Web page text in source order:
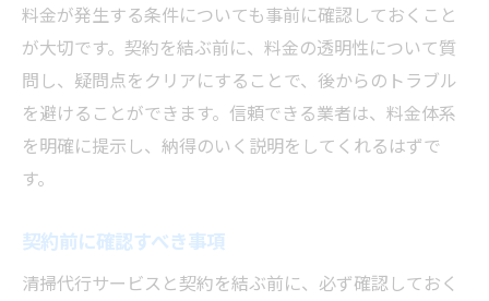
料金が発生する条件についても事前に確認しておくこと
が大切です。契約を結ぶ前に、料金の透明性について質
問し、疑問点をクリアにすることで、後からのトラブル
を避けることができます。信頼できる業者は、料金体系
を明確に提示し、納得のいく説明をしてくれるはずで
す。
契約前に確認すべき事項
清掃代行サービスと契約を結ぶ前に、必ず確認しておく